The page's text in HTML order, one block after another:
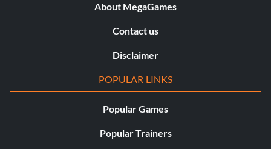
About MegaGames
Contact us
Disclaimer
POPULAR LINKS
Popular Games
Popular Trainers